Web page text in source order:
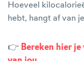
Hoeveel
hebt, hangt af van
👉 Bereken hier